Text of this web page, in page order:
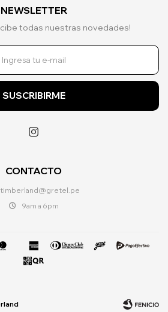
CONTACTO
timberland@gretel.pe
9am a 6pm
NEWSLETTER
todas nuestras novedades!
SUSCRIBIRME
